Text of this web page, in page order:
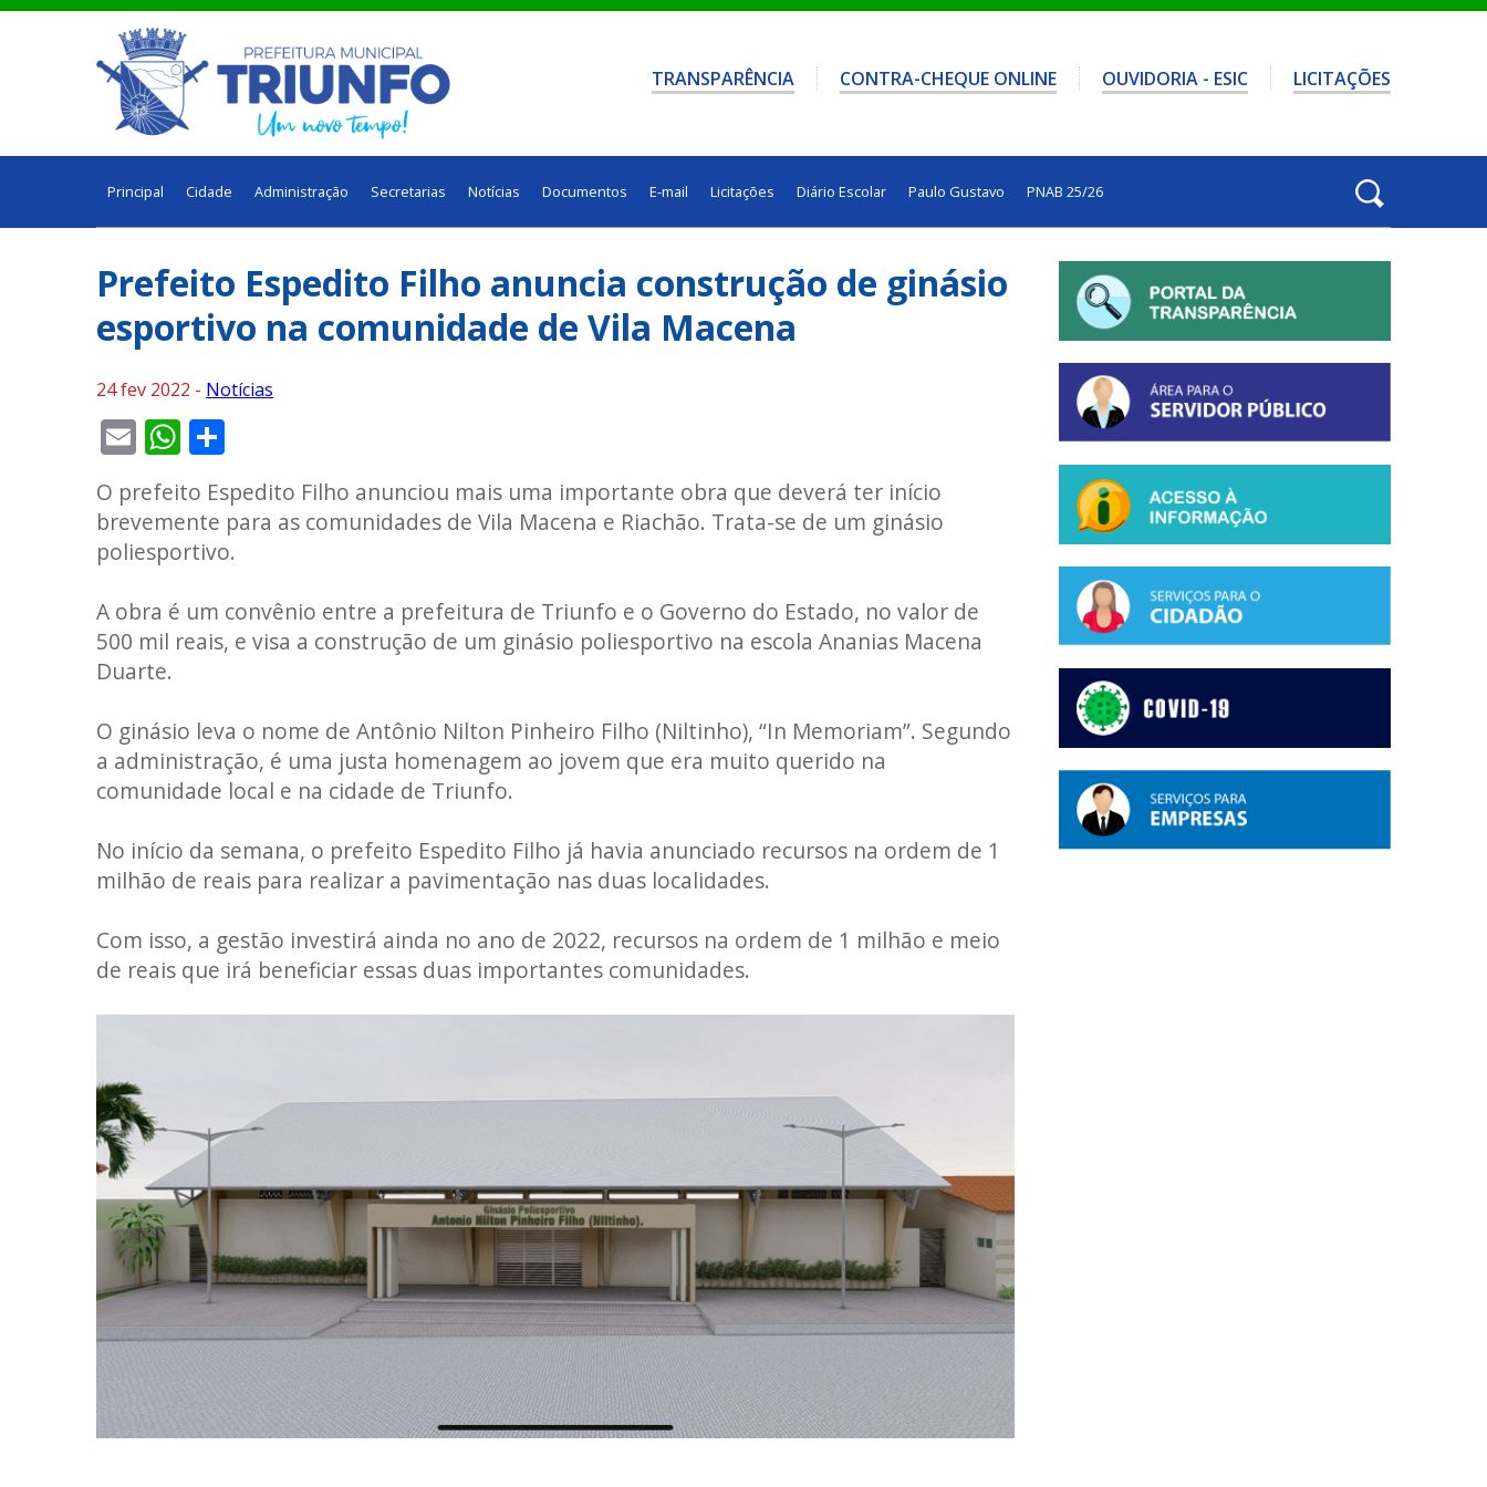
TRANSPARÊNCIA CONTRA-CHEQUE ONLINE OUVIDORIA - ESIC LICITAÇÕES
Principal Cidade Administração Secretarias Notícias Documentos E-mail Licitações Diário Escolar Paulo Gustavo PNAB 25/26
Prefeito Espedito Filho anuncia construção de ginásio
esportivo na comunidade de Vila Macena
24 fev 2022 - Notícias
EmailWhatsApp
O prefeito Espedito Filho anunciou mais uma importante obra que deverá ter início
brevemente para as comunidades de Vila Macena e Riachão. Trata-se de um ginásio
poliesportivo.
A obra é um convênio entre a prefeitura de Triunfo e o Governo do Estado, no valor de
500 mil reais, e visa a construção de um ginásio poliesportivo na escola Ananias Macena
Duarte.
O ginásio leva o nome de Antônio Nilton Pinheiro Filho (Niltinho), “In Memoriam”. Segundo
a administração, é uma justa homenagem ao jovem que era muito querido na
comunidade local e na cidade de Triunfo.
No início da semana, o prefeito Espedito Filho já havia anunciado recursos na ordem de 1
milhão de reais para realizar a pavimentação nas duas localidades.
Com isso, a gestão investirá ainda no ano de 2022, recursos na ordem de 1 milhão e meio
de reais que irá beneficiar essas duas importantes comunidades.